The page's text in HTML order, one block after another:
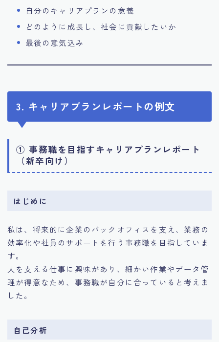
自分のキャリアプランの意義
どのように成長し、社会に貢献したいか
最後の意気込み
3. キャリアプランレポートの例文
① 事務職を目指すキャリアプランレポート
（新卒向け）
はじめに
私は、将来的に企業のバックオフィスを支え、業務の
効率化や社員のサポートを行う事務職を目指していま
す。
人を支える仕事に興味があり、細かい作業やデータ管
理が得意なため、事務職が自分に合っていると考えま
した。
自己分析